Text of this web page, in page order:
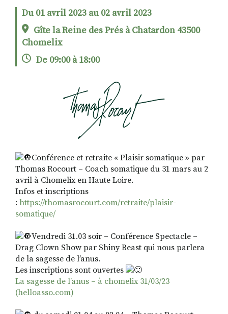
ROSÉE DE MAI
RECHERCHER
S'INSCRIRE À LA NEWSLETTER
FACEBOOKINSTAGRAM
LINKEDIN
Du 01 avril 2023 au 02 avril 2023
Gîte la Reine des Prés à Chatardon 43500
Chomelix
De 09:00 à 18:00
Conférence et retraite « Plaisir somatique » par
Thomas Rocourt – Coach somatique du 31 mars au 2
avril à Chomelix en Haute Loire.
Infos et inscriptions
: https://thomasrocourt.com/retraite/plaisir-
somatique/
Vendredi 31.03 soir – Conférence Spectacle –
Drag Clown Show par Shiny Beast qui nous parlera
de la sagesse de l’anus.
Les inscriptions sont ouvertes
La sagesse de l’anus – à chomelix 31/03/23
(helloasso.com)